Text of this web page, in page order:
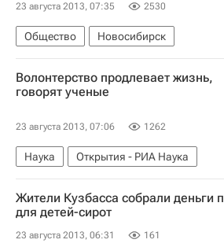
23 августа 2013, 07:35 2530
Общество
Новосибирск
Жизнь без преград
Европа
Новосибирская область
Волонтерство продлевает жизнь,
говорят ученые
23 августа 2013, 07:06 1262
Наука
Открытия - РИА Наука
Жизнь без преград
Европа
Весь мир
Жители Кузбасса собрали деньги
для детей-сирот
23 августа 2013, 06:31 161